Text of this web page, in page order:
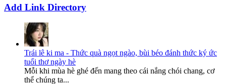
Add Link Directory
Trái lê ki ma - Thức quà ngọt ngào, bùi béo đánh thức ký ức
tuổi thơ ngày hè
Mỗi khi mùa hè ghé đến mang theo cái nắng chói chang, cơ
thể chúng ta...